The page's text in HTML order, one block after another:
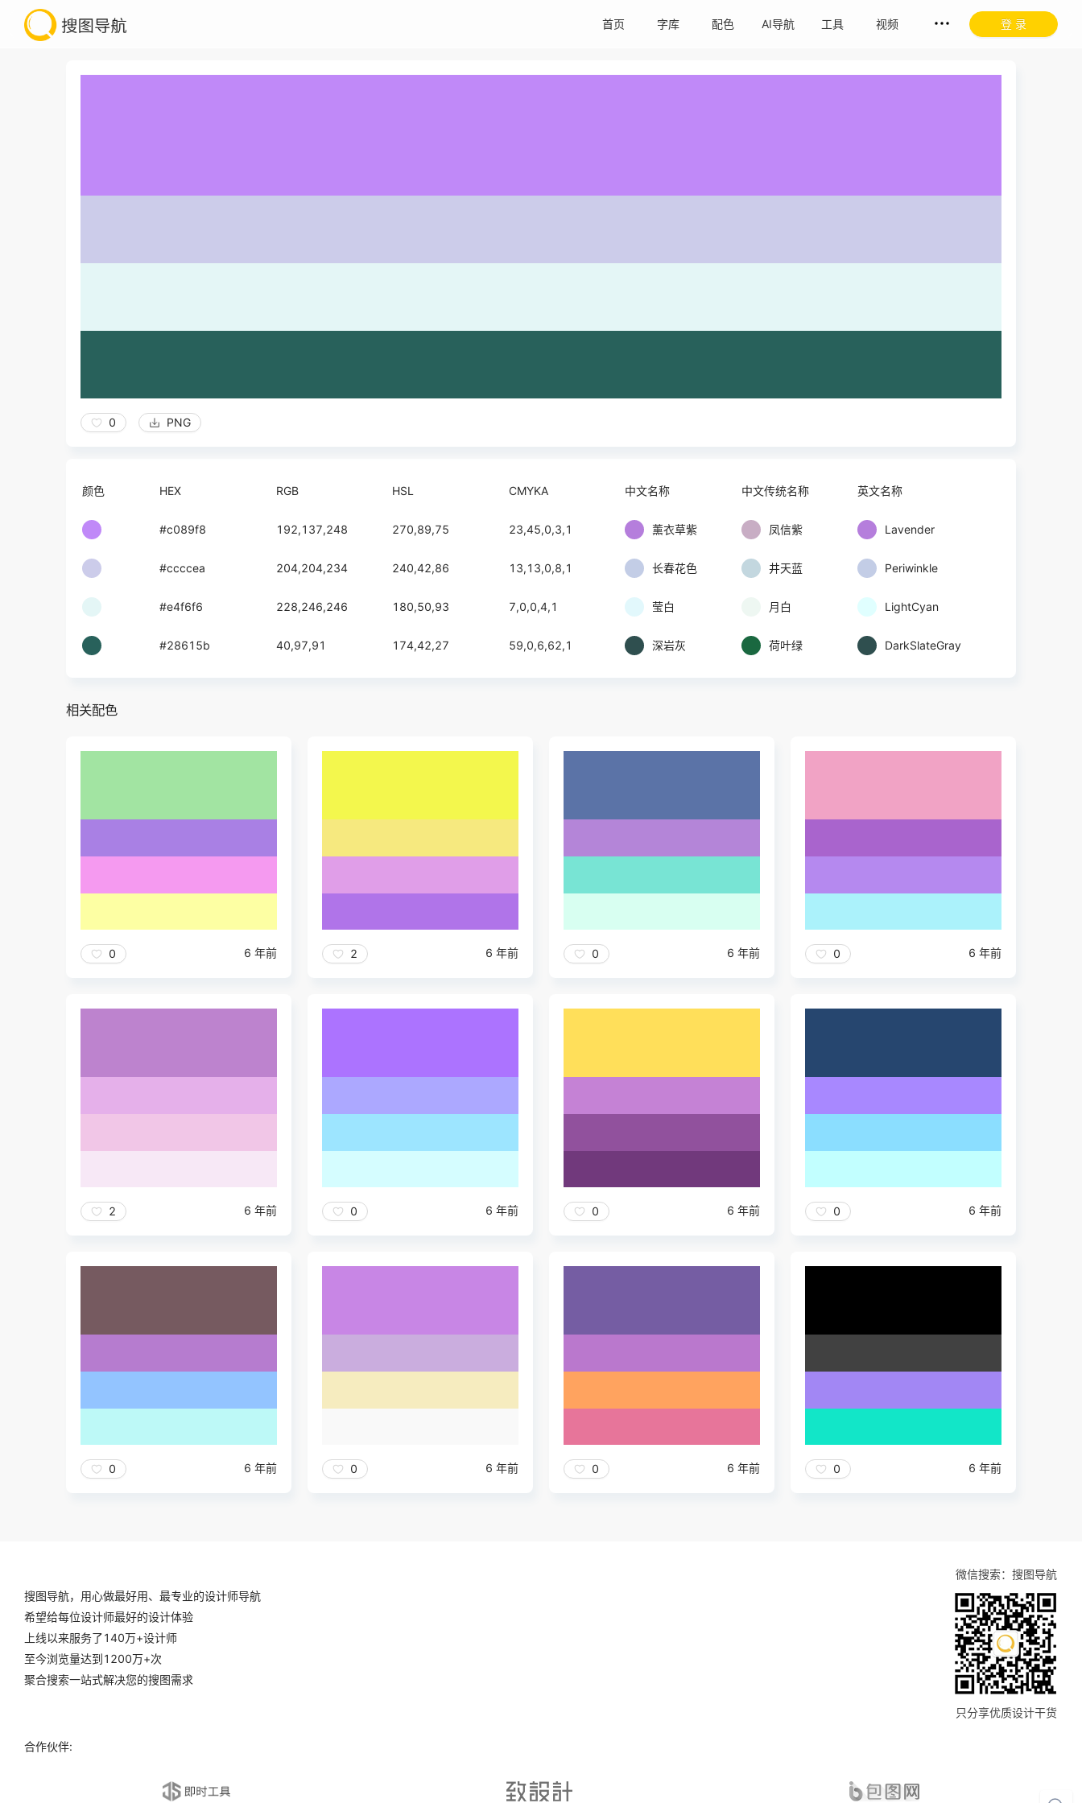
首页 字库 配色 AI导航 工具 视频 登 录
0 PNG
颜色 HEX RGB HSL CMYKA 中文名称 中文传统名称 英文名称
#c089f8 192,137,248 270,89,75 23,45,0,3,1 薰衣草紫 凤信紫 Lavender
#ccccea 204,204,234 240,42,86 13,13,0,8,1 长春花色 井天蓝 Periwinkle
#e4f6f6 228,246,246 180,50,93 7,0,0,4,1 莹白 月白 LightCyan
#28615b 40,97,91 174,42,27 59,0,6,62,1 深岩灰 荷叶绿 DarkSlateGray
相关配色
0 6 年前 2 6 年前 0 6 年前 0 6 年前
2 6 年前 0 6 年前 0 6 年前 0 6 年前
0 6 年前 0 6 年前 0 6 年前 0 6 年前
搜图导航，用心做最好用、最专业的设计师导航
希望给每位设计师最好的设计体验
上线以来服务了140万+设计师
至今浏览量达到1200万+次
聚合搜索一站式解决您的搜图需求
微信搜索：搜图导航
只分享优质设计干货
合作伙伴: